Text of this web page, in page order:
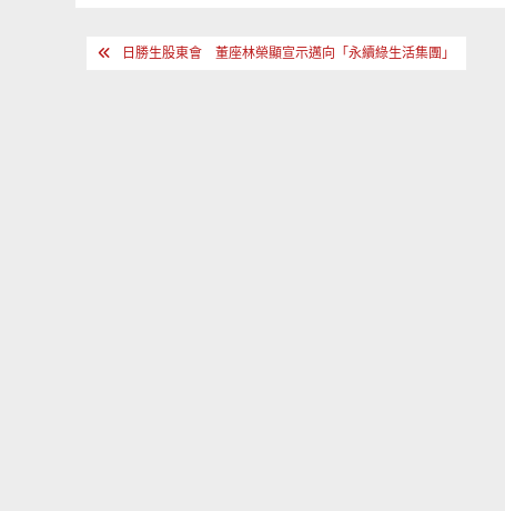
文 日勝生股東會 董座林榮顯宣示邁向「永續綠生活集團」